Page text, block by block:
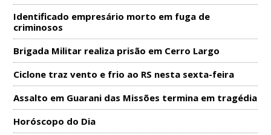
Identificado empresário morto em fuga de
criminosos
Brigada Militar realiza prisão em Cerro Largo
Ciclone traz vento e frio ao RS nesta sexta-feira
Assalto em Guarani das Missões termina em tragédia
Horóscopo do Dia